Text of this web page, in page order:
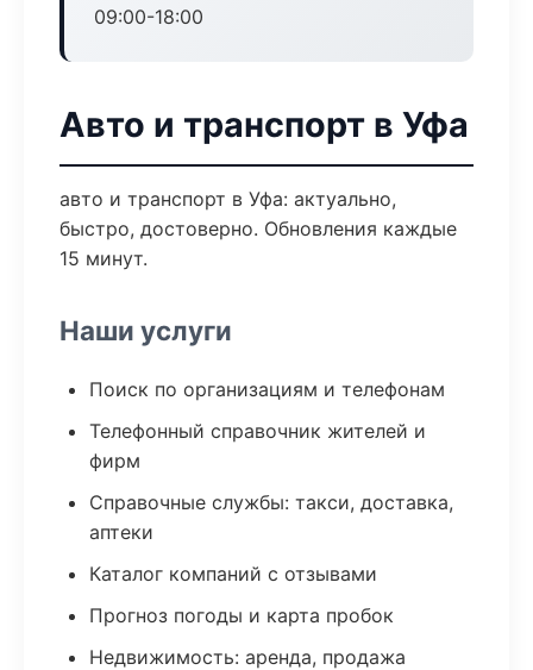
09:00-18:00
Авто и транспорт в Уфа
авто и транспорт в Уфа: актуально,
быстро, достоверно. Обновления каждые
15 минут.
Наши услуги
Поиск по организациям и телефонам
Телефонный справочник жителей и
фирм
Справочные службы: такси, доставка,
аптеки
Каталог компаний с отзывами
Прогноз погоды и карта пробок
Недвижимость: аренда, продажа